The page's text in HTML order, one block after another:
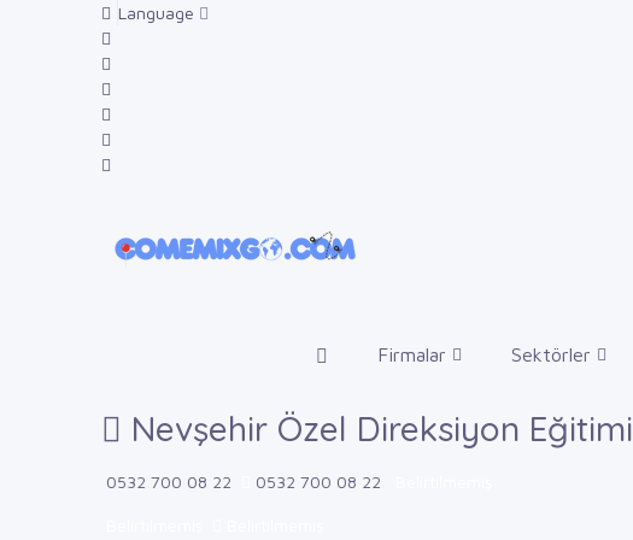
Language
Firmalar Sektörler
Nevşehir Özel Direksiyon Eğitimi
0532 700 08 22 0532 700 08 22